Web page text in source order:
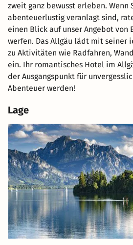
zweit ganz bewusst erleben. Wenn
abenteuerlustig veranlagt sind,
einen Blick auf unser Angebot von
werfen. Das Allgäu lädt mit seiner
zu Aktivitäten wie Radfahren,
ein. Ihr romantisches Hotel im
der Ausgangspunkt für
Abenteuer werden!
Lage